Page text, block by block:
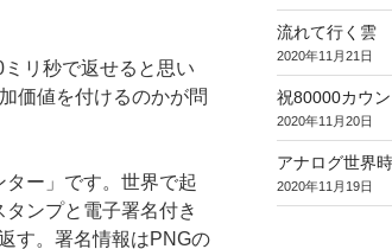
リ秒で返せると思い
価値を付けるのかが問
ー」です。世界で起
ンプと電子署名付き
す。署名情報はPNGの
流れて行く雲
2020年11月21日
祝80000カウ
2020年11月20日
アナログ世界
2020年11月19日